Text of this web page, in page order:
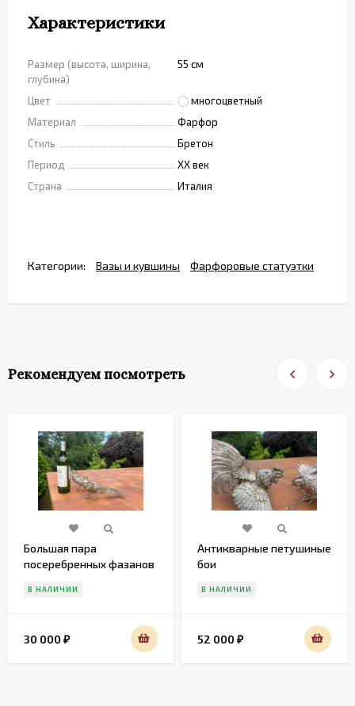
Характеристики
Размер (высота, ширина,
глубина)
55 см
Цвет
многоцветный
Материал
Фарфор
Стиль
Бретон
Период
XX век
Страна
Италия
Категории: Вазы и кувшины Фарфоровые статуэтки
Рекомендуем посмотреть
Большая пара
посеребренных фазанов
В НАЛИЧИИ
30 000 ₽
Антикварные петушиные
бои
В НАЛИЧИИ
52 000 ₽